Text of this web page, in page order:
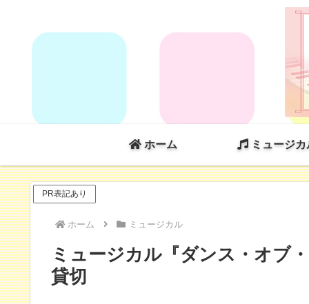
ホーム ミュージカ
PR表記あり
ホーム ミュージカル
ミュージカル『ダンス・オブ
貸切